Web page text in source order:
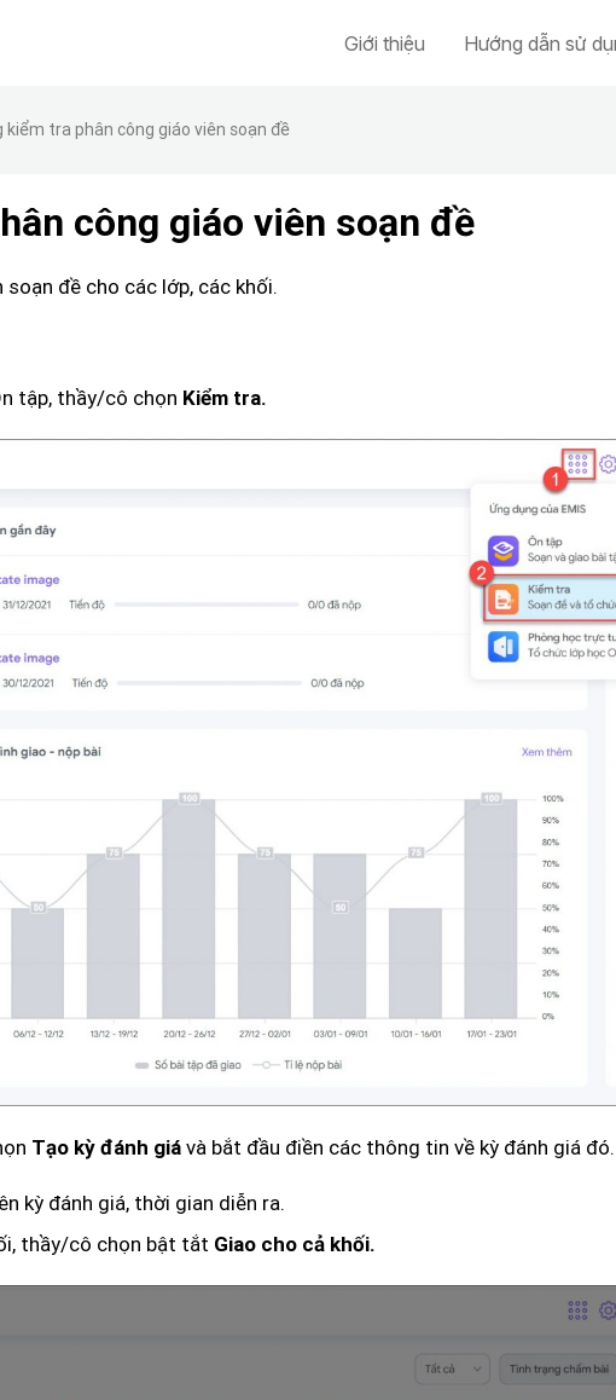
Giới thiệu Hướng dẫn sử
kiểm tra phân công giáo viên soạn đề
công giáo viên soạn đề
đề cho các lớp, các khối.
tập, thầy/cô chọn Kiểm tra.
Tạo kỳ đánh giá và bắt đầu điền các thông tin về kỳ đánh giá đó.
kỳ đánh giá, thời gian diễn ra.
thầy/cô chọn bật tắt Giao cho cả khối.